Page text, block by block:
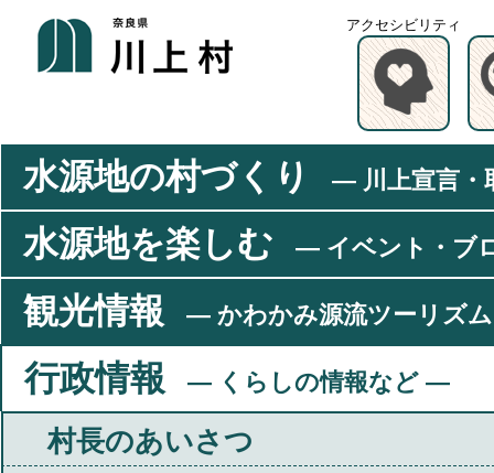
アクセシビリティ
水源地の村づくり ― 川上宣言・
水源地を楽しむ ― イベント・ブ
観光情報 ― かわかみ源流ツーリズ
行政情報 ― くらしの情報など ―
村長のあいさつ